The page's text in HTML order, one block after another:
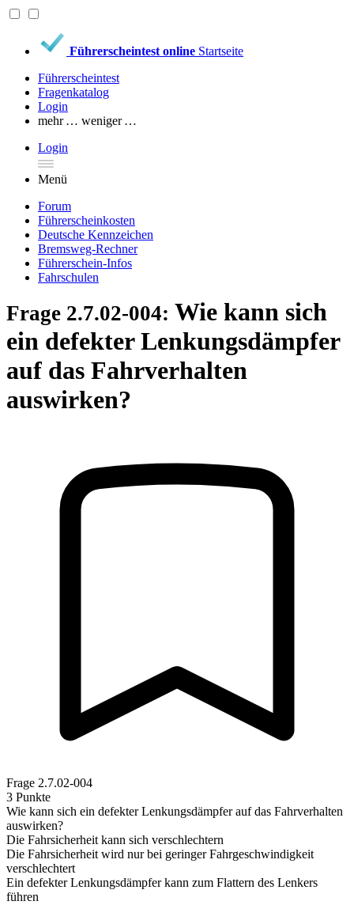
Führerscheintest online Startseite
Führerscheintest
Fragenkatalog
Login
mehr … weniger …
Login
Menü
Forum
Führerscheinkosten
Deutsche Kennzeichen
Bremsweg-Rechner
Führerschein-Infos
Fahrschulen
Frage 2.7.02-004: Wie kann sich
ein defekter Lenkungsdämpfer
auf das Fahrverhalten
auswirken?
Frage 2.7.02-004
3 Punkte
Wie kann sich ein defekter Lenkungsdämpfer auf das Fahrverhalten
auswirken?
Die Fahrsicherheit kann sich verschlechtern
Die Fahrsicherheit wird nur bei geringer Fahrgeschwindigkeit
verschlechtert
Ein defekter Lenkungsdämpfer kann zum Flattern des Lenkers
führen